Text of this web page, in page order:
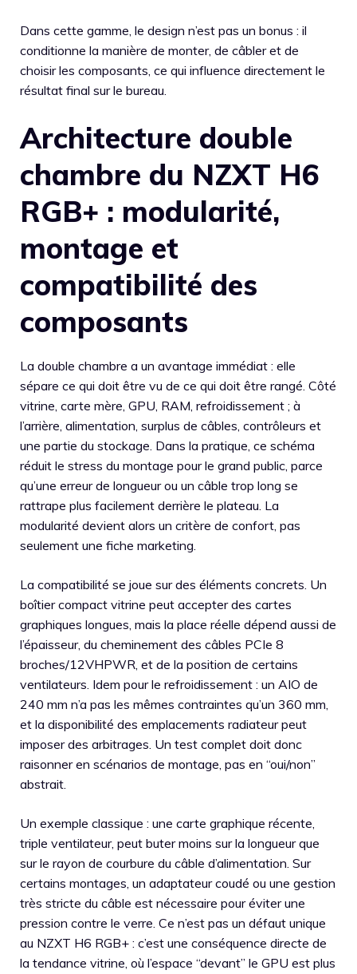
Dans cette gamme, le design n’est pas un bonus : il
conditionne la manière de monter, de câbler et de
choisir les composants, ce qui influence directement le
résultat final sur le bureau.
Architecture double
chambre du NZXT H6
RGB+ : modularité,
montage et
compatibilité des
composants
La double chambre a un avantage immédiat : elle
sépare ce qui doit être vu de ce qui doit être rangé. Côté
vitrine, carte mère, GPU, RAM, refroidissement ; à
l’arrière, alimentation, surplus de câbles, contrôleurs et
une partie du stockage. Dans la pratique, ce schéma
réduit le stress du montage pour le grand public, parce
qu’une erreur de longueur ou un câble trop long se
rattrape plus facilement derrière le plateau. La
modularité devient alors un critère de confort, pas
seulement une fiche marketing.
La compatibilité se joue sur des éléments concrets. Un
boîtier compact vitrine peut accepter des cartes
graphiques longues, mais la place réelle dépend aussi de
l’épaisseur, du cheminement des câbles PCIe 8
broches/12VHPWR, et de la position de certains
ventilateurs. Idem pour le refroidissement : un AIO de
240 mm n’a pas les mêmes contraintes qu’un 360 mm,
et la disponibilité des emplacements radiateur peut
imposer des arbitrages. Un test complet doit donc
raisonner en scénarios de montage, pas en “oui/non”
abstrait.
Un exemple classique : une carte graphique récente,
triple ventilateur, peut buter moins sur la longueur que
sur le rayon de courbure du câble d’alimentation. Sur
certains montages, un adaptateur coudé ou une gestion
très stricte du câble est nécessaire pour éviter une
pression contre le verre. Ce n’est pas un défaut unique
au NZXT H6 RGB+ : c’est une conséquence directe de
la tendance vitrine, où l’espace “devant” le GPU est plus